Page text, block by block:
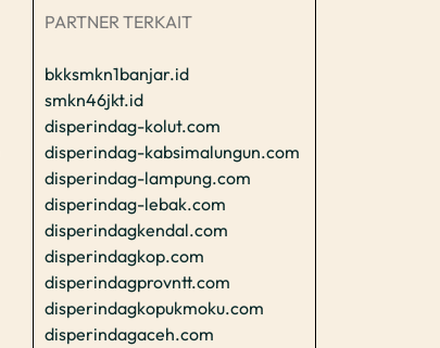
PARTNER TERKAIT
bkksmkn1banjar.id
smkn46jkt.id
disperindag-kolut.com
disperindag-kabsimalungun.com
disperindag-lampung.com
disperindag-lebak.com
disperindagkendal.com
disperindagkop.com
disperindagprovntt.com
disperindagkopukmoku.com
disperindagaceh.com